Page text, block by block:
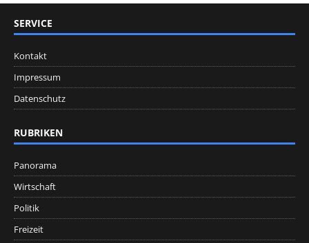
SERVICE
Kontakt
Impressum
Datenschutz
RUBRIKEN
Panorama
Wirtschaft
Politik
Freizeit